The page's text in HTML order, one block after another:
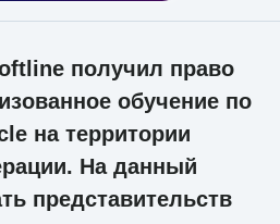
получил право
обучение по
на территории
На данный
представительств